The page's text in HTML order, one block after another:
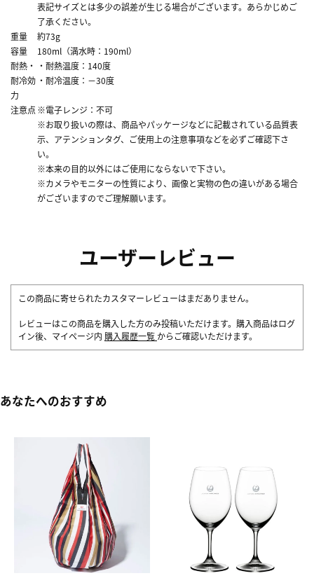
表記サイズとは多少の誤差が生じる場合がございます。あらかじめご
了承ください。
重量
約73g
容量
180ml（満水時：190ml）
耐熱・
耐冷効
力
・耐熱温度：140度
・耐冷温度：－30度
注意点 ※電子レンジ：不可
※お取り扱いの際は、商品やパッケージなどに記載されている品質表
示、アテンションタグ、ご使用上の注意事項などを必ずご確認下さ
い。
※本来の目的以外にはご使用にならないで下さい。
※カメラやモニターの性質により、画像と実物の色の違いがある場合
がございますのでご理解願います。
ユーザーレビュー
この商品に寄せられたカスタマーレビューはまだありません。
レビューはこの商品を購入した方のみ投稿いただけます。購入商品はログ
イン後、マイページ内 購入履歴一覧 からご確認いただけます。
あなたへのおすすめ